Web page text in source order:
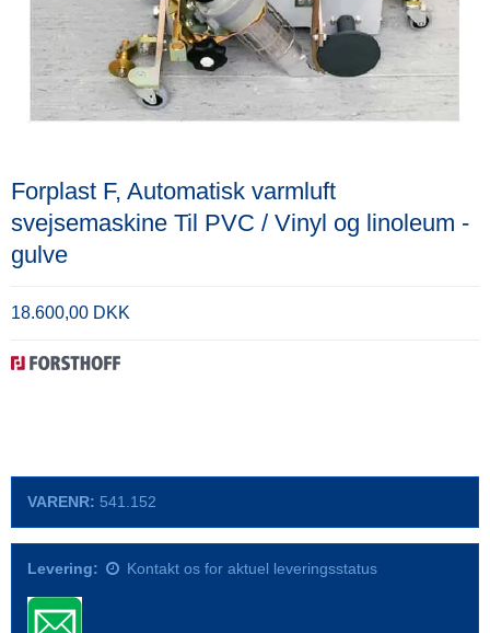
Forplast F, Automatisk varmluft
svejsemaskine Til PVC / Vinyl og linoleum -
gulve
18.600,00 DKK
VARENR: 541.152
Levering: Kontakt os for aktuel leveringsstatus